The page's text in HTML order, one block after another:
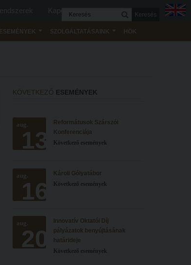
Kapcsolat
Keresés
ESEMÉNYEK SZOLGÁLTATÁSAINK HÖK
KÖVETKEZŐ ESEMÉNYEK
aug.
13
Reformátusok Szárszói
Konferenciája
Következő események
aug.
16
Károli Gólyatábor
Következő események
aug.
20
Innovatív Oktatói Díj
pályázatok benyújtásának
határideje
Következő események